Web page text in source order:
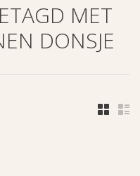
MET
DONSJE